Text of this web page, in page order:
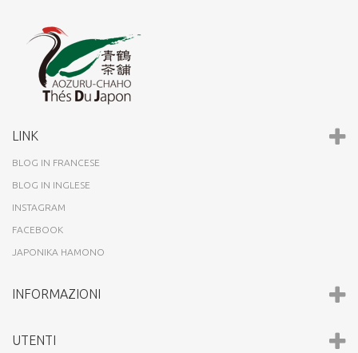
LINK
BLOG IN FRANCESE
BLOG IN INGLESE
INSTAGRAM
FACEBOOK
JAPONIKA HAMONO
INFORMAZIONI
UTENTI